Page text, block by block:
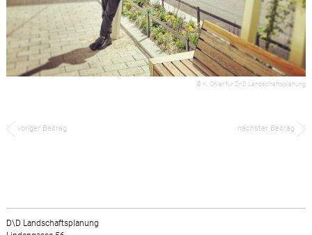
© K. Ohler für DnD Landschaftsplanung
voriger Beitrag nächster Beitrag
D\D Landschaftsplanung